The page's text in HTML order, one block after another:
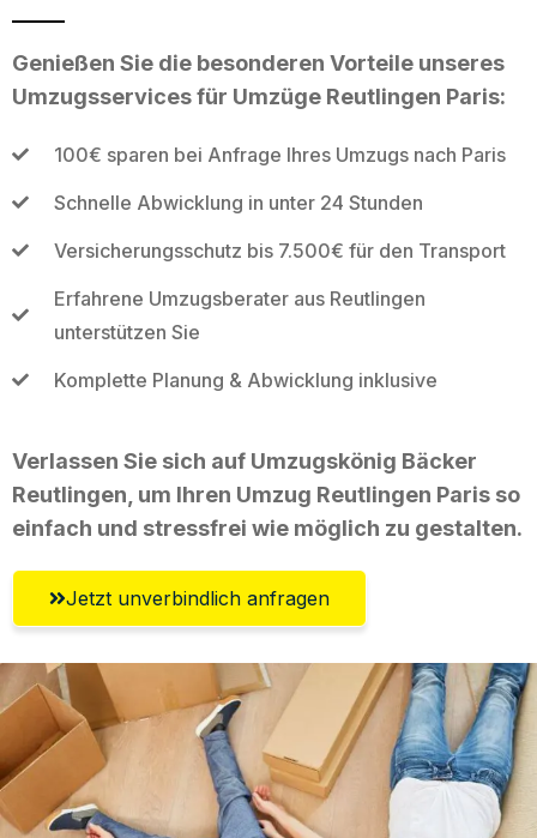
Genießen Sie die besonderen Vorteile unseres
Umzugsservices für Umzüge Reutlingen Paris:
100€ sparen bei Anfrage Ihres Umzugs nach Paris
Schnelle Abwicklung in unter 24 Stunden
Versicherungsschutz bis 7.500€ für den Transport
Erfahrene Umzugsberater aus Reutlingen
unterstützen Sie
Komplette Planung & Abwicklung inklusive
Verlassen Sie sich auf Umzugskönig Bäcker
Reutlingen, um Ihren Umzug Reutlingen Paris so
einfach und stressfrei wie möglich zu gestalten.
Jetzt unverbindlich anfragen